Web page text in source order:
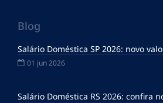
Blog
Salário Doméstica SP 2026: novo
01 jun 2026
Salário Doméstica RS 2026: confira